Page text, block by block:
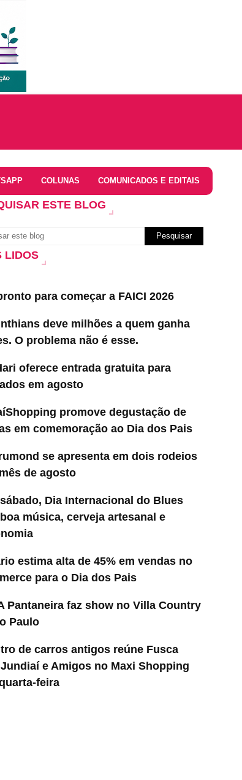
COLUNAS COMUNICADOS E EDITAIS
ESTE BLOG
LIDOS
para começar a FAICI 2026
deve milhões a quem ganha
O problema não é esse.
oferece entrada gratuita para
em agosto
promove degustação de
em comemoração ao Dia dos Pais
se apresenta em dois rodeios
de agosto
Dia Internacional do Blues
música, cerveja artesanal e
estima alta de 45% em vendas no
para o Dia dos Pais
Pantaneira faz show no Villa Country
Paulo
de carros antigos reúne Fusca
e Amigos no Maxi Shopping
feira